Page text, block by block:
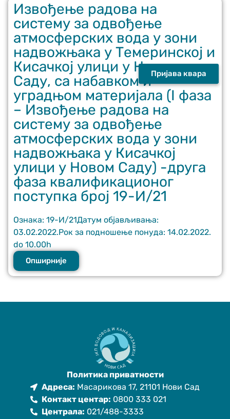
Извођење радова на
систему за одвођење
атмосферских вода у зони
надвожњака у Темеринској и
Кисачкој улици у Новом
Саду, са набавком и
уградњом материјала (I фаза
– Извођење радова на
систему за одвођење
атмосферских вода у зони
надвожњака у Кисачкој
улици у Новом Саду) -друга
фаза квалификационог
поступка број 19-И/21
Ознака: 19-И/21Датум објављивања:
03.02.2022.Рок за подношење понуда: 14.02.2022.
do 10.00h
Опширније
Пријава квара
Политика приватности
Адреса: Масарикова 17, 21101 Нови Сад
Контакт центар: 0800 333 021
Централа: 021/488-3333